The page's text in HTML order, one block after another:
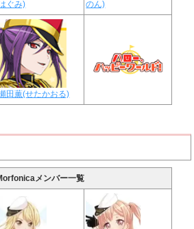
ぐみ)
のん)
田薫(せたかおる)
メンバー一覧